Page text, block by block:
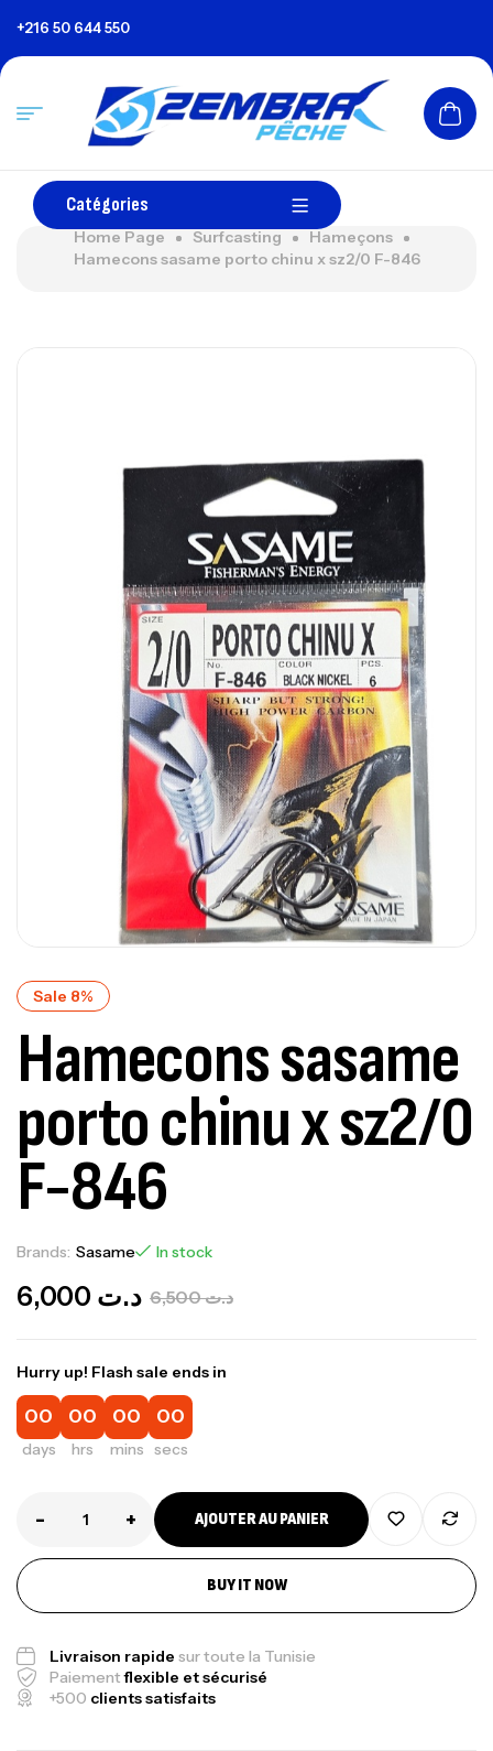
+216 50 644 550
Catégories
Home Page Surfcasting
Hameçons
Hamecons sasame porto chinu x sz2/0 F-846
Sale 8%
Hamecons sasame
porto chinu x sz2/0
F-846
Brands: Sasame In stock
د.ت6,500 د.ت
Hurry up! Flash sale ends in
00
days
00
hrs
00
mins
00
secs
- + AJOUTER AU PANIER
BUY IT NOW
Livraison rapide sur toute la Tunisie
Paiementflexible et sécurisé
+500 clients satisfaits